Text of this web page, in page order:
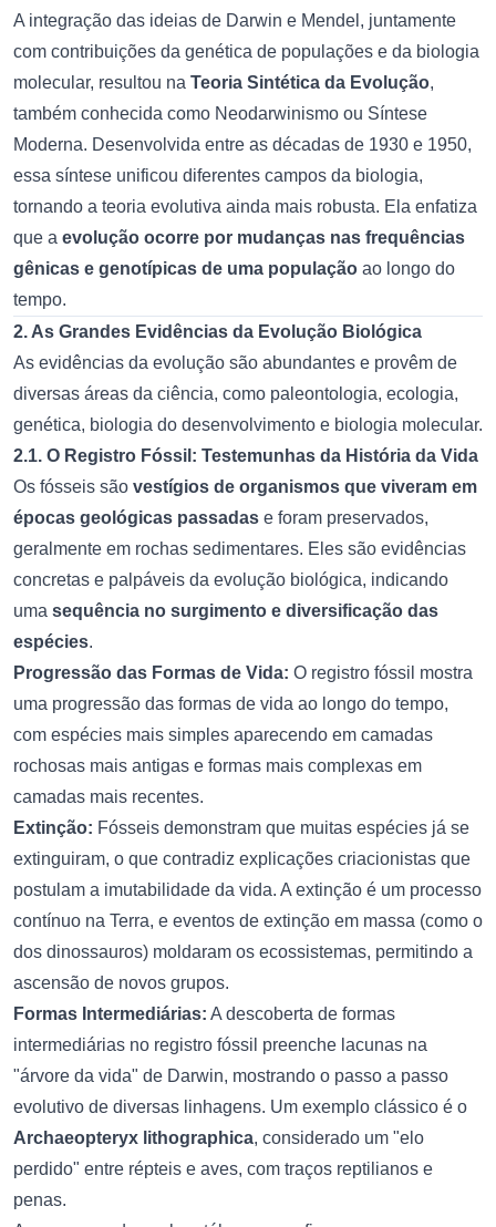
A integração das ideias de Darwin e Mendel, juntamente
com contribuições da genética de populações e da biologia
molecular, resultou na Teoria Sintética da Evolução,
também conhecida como Neodarwinismo ou Síntese
Moderna. Desenvolvida entre as décadas de 1930 e 1950,
essa síntese unificou diferentes campos da biologia,
tornando a teoria evolutiva ainda mais robusta. Ela enfatiza
que a evolução ocorre por mudanças nas frequências
gênicas e genotípicas de uma população ao longo do
tempo.
2. As Grandes Evidências da Evolução Biológica
As evidências da evolução são abundantes e provêm de
diversas áreas da ciência, como paleontologia, ecologia,
genética, biologia do desenvolvimento e biologia molecular.
2.1. O Registro Fóssil: Testemunhas da História da Vida
Os fósseis são vestígios de organismos que viveram em
épocas geológicas passadas e foram preservados,
geralmente em rochas sedimentares. Eles são evidências
concretas e palpáveis da evolução biológica, indicando
uma sequência no surgimento e diversificação das
espécies.
Progressão das Formas de Vida: O registro fóssil mostra
uma progressão das formas de vida ao longo do tempo,
com espécies mais simples aparecendo em camadas
rochosas mais antigas e formas mais complexas em
camadas mais recentes.
Extinção: Fósseis demonstram que muitas espécies já se
extinguiram, o que contradiz explicações criacionistas que
postulam a imutabilidade da vida. A extinção é um processo
contínuo na Terra, e eventos de extinção em massa (como o
dos dinossauros) moldaram os ecossistemas, permitindo a
ascensão de novos grupos.
Formas Intermediárias: A descoberta de formas
intermediárias no registro fóssil preenche lacunas na
"árvore da vida" de Darwin, mostrando o passo a passo
evolutivo de diversas linhagens. Um exemplo clássico é o
Archaeopteryx lithographica, considerado um "elo
perdido" entre répteis e aves, com traços reptilianos e
penas.